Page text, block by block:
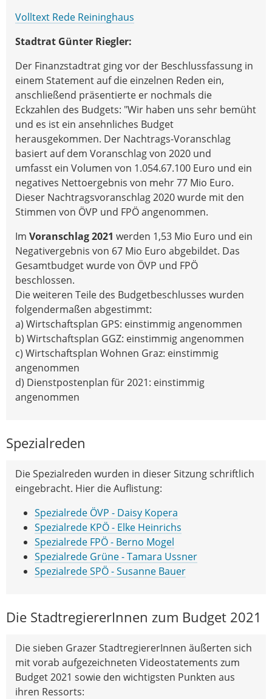
Volltext Rede Reininghaus
Stadtrat Günter Riegler:
Der Finanzstadtrat ging vor der Beschlussfassung in
einem Statement auf die einzelnen Reden ein,
anschließend präsentierte er nochmals die
Eckzahlen des Budgets: "Wir haben uns sehr bemüht
und es ist ein ansehnliches Budget
herausgekommen. Der Nachtrags-Voranschlag
basiert auf dem Voranschlag von 2020 und
umfasst ein Volumen von 1.054.67.100 Euro und ein
negatives Nettoergebnis von mehr 77 Mio Euro.
Dieser Nachtragsvoranschlag 2020 wurde mit den
Stimmen von ÖVP und FPÖ angenommen.
Im Voranschlag 2021 werden 1,53 Mio Euro und ein
Negativergebnis von 67 Mio Euro abgebildet. Das
Gesamtbudget wurde von ÖVP und FPÖ
beschlossen.
Die weiteren Teile des Budgetbeschlusses wurden
folgendermaßen abgestimmt:
a) Wirtschaftsplan GPS: einstimmig angenommen
b) Wirtschaftsplan GGZ: einstimmig angenommen
c) Wirtschaftsplan Wohnen Graz: einstimmig
angenommen
d) Dienstpostenplan für 2021: einstimmig
angenommen
Spezialreden
Die Spezialreden wurden in dieser Sitzung schriftlich
eingebracht. Hier die Auflistung:
Spezialrede ÖVP - Daisy Kopera
Spezialrede KPÖ - Elke Heinrichs
Spezialrede FPÖ - Berno Mogel
Spezialrede Grüne - Tamara Ussner
Spezialrede SPÖ - Susanne Bauer
Die StadtregiererInnen zum Budget 2021
Die sieben Grazer StadtregiererInnen äußerten sich
mit vorab aufgezeichneten Videostatements zum
Budget 2021 sowie den wichtigsten Punkten aus
ihren Ressorts: